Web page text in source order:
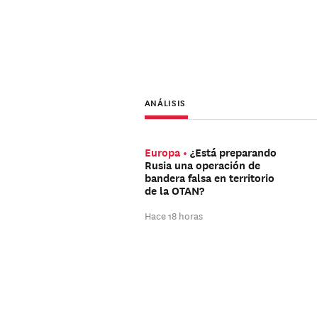
ANÁLISIS
Europa
¿Está preparando
Rusia una operación de
bandera falsa en territorio
de la OTAN?
Hace 18 horas